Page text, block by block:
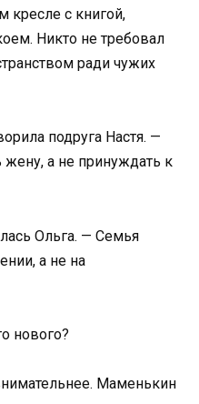
с книгой,
Никто не требовал
ради чужих
подруга Настя. —
а не принуждать к
Ольга. — Семья
а не на
нового?
Маменькин